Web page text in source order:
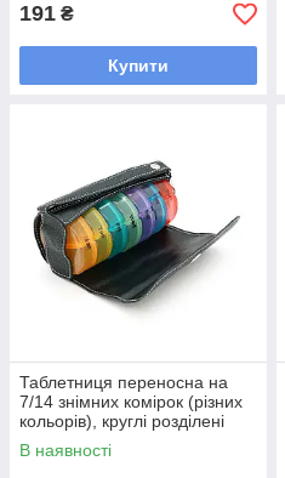
191 ₴
Купити
Таблетниця переносна на
7/14 знімних комірок (різних
кольорів), круглі розділені
день тижня/часу доби,
В наявності